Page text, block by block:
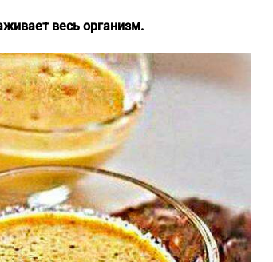
весь организм.